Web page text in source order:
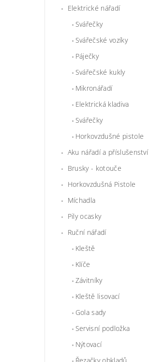
Elektrické nářadí
Svářečky
Svářečské vozíky
Páječky
Svářečské kukly
Mikronářadí
Elektrická kladiva
Svářečky
Horkovzdušné pistole
Aku nářadí a příslušenství
Brusky - kotouče
Horkovzdušná Pistole
Míchadla
Pily ocasky
Ruční nářadí
Kleště
Klíče
Závitníky
Kleště lisovací
Gola sady
Servisní podložka
Nýtovací